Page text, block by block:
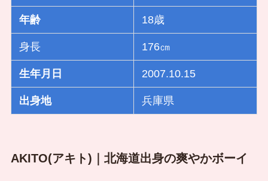
年齢 18歳
身長 176㎝
生年月日 2007.10.15
出身地 兵庫県
AKITO(アキト)｜北海道出身の爽やかボーイ